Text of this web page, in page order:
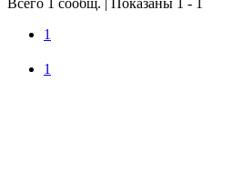
Всего 1 сообщ. | Показаны 1 - 1
1
1